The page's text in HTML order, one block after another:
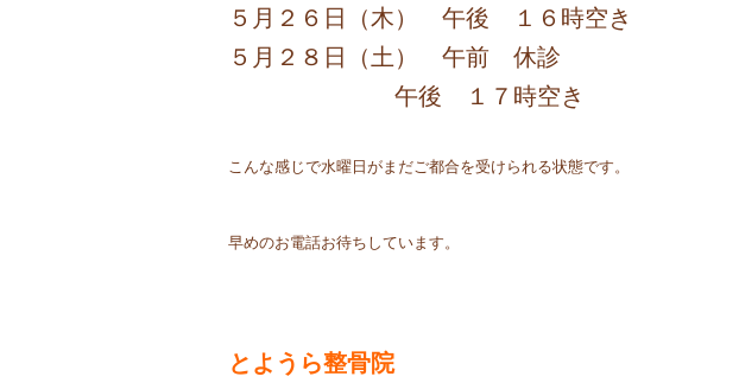
５月２６日（木） 午後 １６時空き
５月２８日（土） 午前 休診
午後 １７時空き
こんな感じで水曜日がまだご都合を受けられる状態です。
早めのお電話お待ちしています。
とようら整骨院